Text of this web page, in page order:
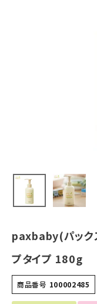
カテゴリーから探す
美容・コスメ・香水
衛生用品
日用品雑貨
フェムケア
paxbaby(パック
プタイプ 180g
商品番号 100002485